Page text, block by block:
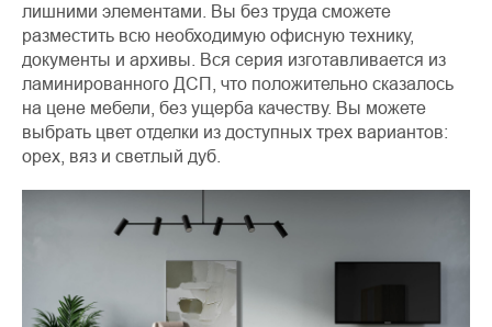
лишними элементами. Вы без труда сможете
разместить всю необходимую офисную технику,
документы и архивы. Вся серия изготавливается из
ламинированного ДСП, что положительно сказалось
на цене мебели, без ущерба качеству. Вы можете
выбрать цвет отделки из доступных трех вариантов:
орех, вяз и светлый дуб.